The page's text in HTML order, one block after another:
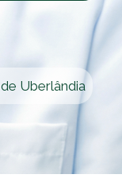
de Uberlândia